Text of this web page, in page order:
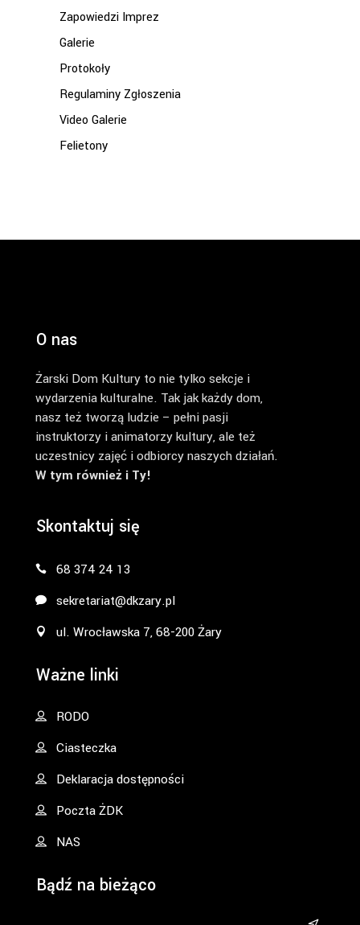
Zapowiedzi Imprez
Galerie
Protokoły
Regulaminy Zgłoszenia
Video Galerie
Felietony
O nas
Żarski Dom Kultury to nie tylko sekcje i
wydarzenia kulturalne. Tak jak każdy dom,
nasz też tworzą ludzie – pełni pasji
instruktorzy i animatorzy kultury, ale też
uczestnicy zajęć i odbiorcy naszych działań.
W tym również i Ty!
Skontaktuj się
68 374 24 13
sekretariat@dkzary.pl
ul. Wrocławska 7, 68-200 Żary
Ważne linki
RODO
Ciasteczka
Deklaracja dostępności
Poczta ŻDK
NAS
Bądź na bieżąco